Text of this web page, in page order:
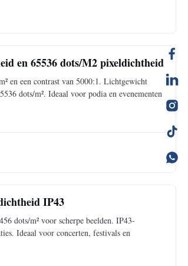
en 65536 dots/M2 pixeldichtheid
en een contrast van 5000:1. Lichtgewicht
dots/m². Ideaal voor podia en evenementen
IP43
dots/m² voor scherpe beelden. IP43-
Ideaal voor concerten, festivals en